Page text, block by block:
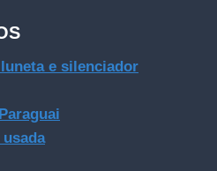
e silenciador